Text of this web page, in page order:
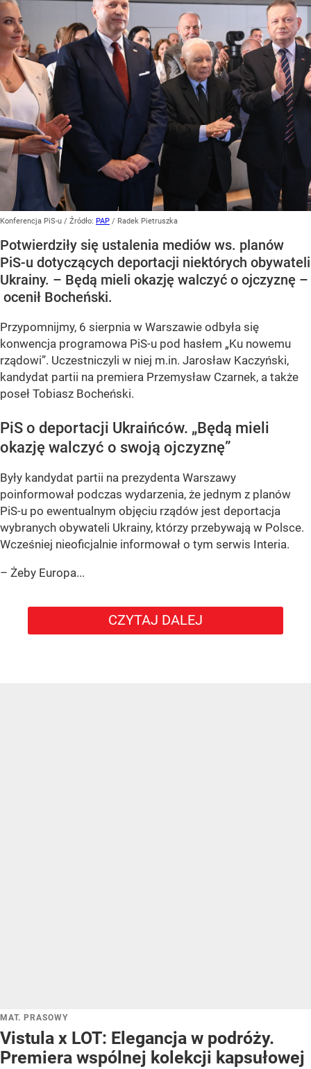
Konferencja PiS-u / Źródło: PAP / Radek Pietruszka
Potwierdziły się ustalenia mediów ws. planów
PiS-u dotyczących deportacji niektórych obywateli
Ukrainy. – Będą mieli okazję walczyć o ojczyznę –
ocenił Bocheński.
Przypomnijmy, 6 sierpnia w Warszawie odbyła się
konwencja programowa PiS-u pod hasłem „Ku nowemu
rządowi”. Uczestniczyli w niej m.in. Jarosław Kaczyński,
kandydat partii na premiera Przemysław Czarnek, a także
poseł Tobiasz Bocheński.
PiS o deportacji Ukraińców. „Będą mieli
okazję walczyć o swoją ojczyznę”
Były kandydat partii na prezydenta Warszawy
poinformował podczas wydarzenia, że jednym z planów
PiS-u po ewentualnym objęciu rządów jest deportacja
wybranych obywateli Ukrainy, którzy przebywają w Polsce.
Wcześniej nieoficjalnie informował o tym serwis Interia.
– Żeby Europa...
CZYTAJ DALEJ
MAT. PRASOWY
Vistula x LOT: Elegancja w podróży.
Premiera wspólnej kolekcji kapsułowej